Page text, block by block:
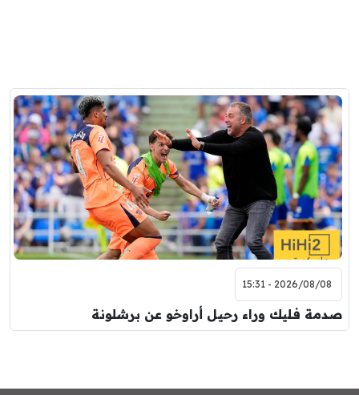
2026/08/08 - 15:31
صدمة فليك وراء رحيل أراوخو عن برشلونة